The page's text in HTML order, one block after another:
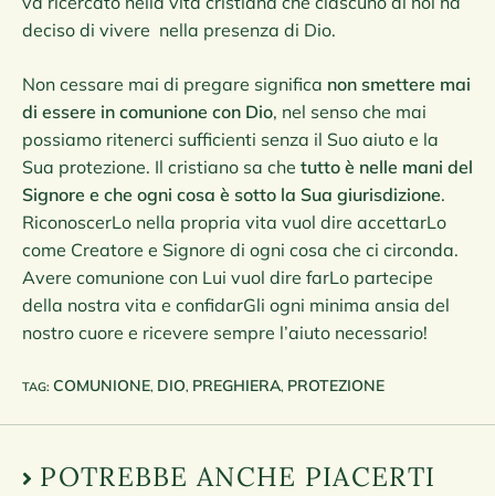
deciso di vivere nella presenza di Dio.
Non cessare mai di pregare significa non smettere mai
di essere in comunione con Dio, nel senso che mai
possiamo ritenerci sufficienti senza il Suo aiuto e la
Sua protezione. Il cristiano sa che tutto è nelle mani del
Signore e che ogni cosa è sotto la Sua giurisdizione.
RiconoscerLo nella propria vita vuol dire accettarLo
come Creatore e Signore di ogni cosa che ci circonda.
Avere comunione con Lui vuol dire farLo partecipe
della nostra vita e confidarGli ogni minima ansia del
nostro cuore e ricevere sempre l’aiuto necessario!
TAG: COMUNIONE, DIO, PREGHIERA, PROTEZIONE
POTREBBE ANCHE PIACERTI